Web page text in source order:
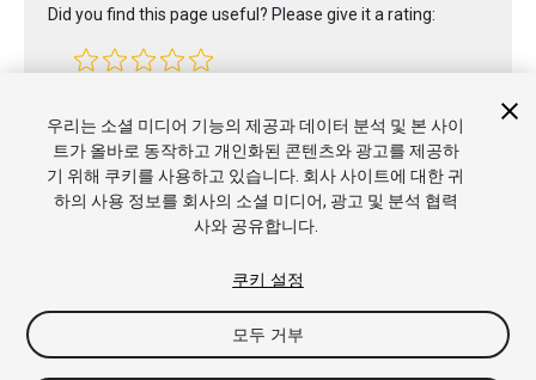
Did you find this page useful? Please give it a rating:
Copyright © 2017 Unity Technologies. Publication 2017.1
우리는 소셜 미디어 기능의 제공과 데이터 분석 및 본 사이
트가 올바로 동작하고 개인화된 콘텐츠와 광고를 제공하
기 위해 쿠키를 사용하고 있습니다. 회사 사이트에 대한 귀
하의 사용 정보를 회사의 소셜 미디어, 광고 및 분석 협력
사와 공유합니다.
쿠키 설정
모두 거부